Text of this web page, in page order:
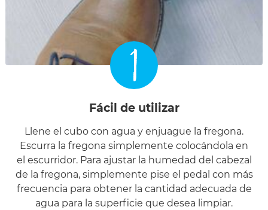
1
Fácil de utilizar
Llene el cubo con agua y enjuague la fregona.
Escurra la fregona simplemente colocándola en
el escurridor. Para ajustar la humedad del cabezal
de la fregona, simplemente pise el pedal con más
frecuencia para obtener la cantidad adecuada de
agua para la superficie que desea limpiar.